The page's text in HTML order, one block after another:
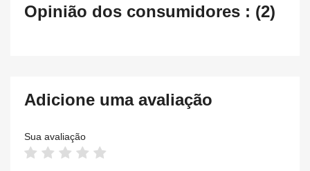
Opinião dos consumidores : (2)
Adicione uma avaliação
Sua avaliação